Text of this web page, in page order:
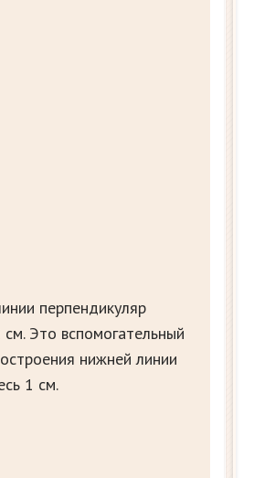
перпендикуляр
Это вспомогательный
нижней линии
1 см.